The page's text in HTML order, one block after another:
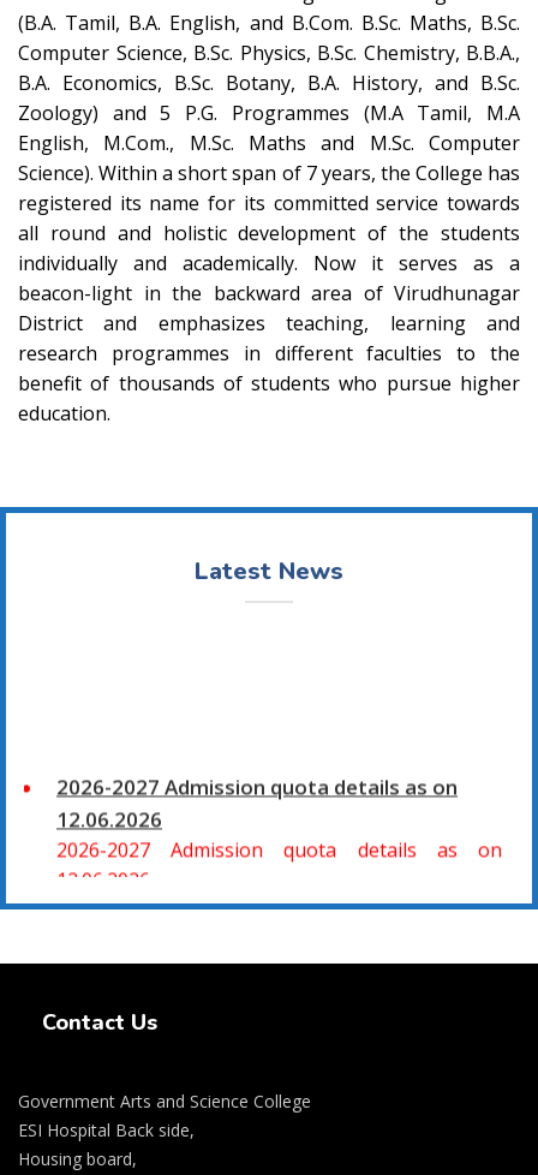
(B.A. Tamil, B.A. English, and B.Com. B.Sc. Maths, B.Sc.
Computer Science, B.Sc. Physics, B.Sc. Chemistry, B.B.A.,
B.A. Economics, B.Sc. Botany, B.A. History, and B.Sc.
Zoology) and 5 P.G. Programmes (M.A Tamil, M.A
English, M.Com., M.Sc. Maths and M.Sc. Computer
Science). Within a short span of 7 years, the College has
registered its name for its committed service towards
all round and holistic development of the students
individually and academically. Now it serves as a
beacon-light in the backward area of Virudhunagar
District and emphasizes teaching, learning and
research programmes in different faculties to the
benefit of thousands of students who pursue higher
education.
Latest News
2026-2027 Admission quota details as on
12.06.2026
2026-2027 Admission quota details as on
12.06.2026
08.06.2026 அன்று B.Sc., கணிதம், B.Sc., கணினி
விலங்கியல் ஆகிய அறிவியல் பாடப்பிரிவுகளுக்கும்,
09.06.2026 அன்று B.Com., வணிகவியல், B.B.A.,
வணிக நிர்வாகவியல், B.A., பொருளியல், B.A., வரலாறு
Contact Us
Government Arts and Science College
ESI Hospital Back side,
Housing board,